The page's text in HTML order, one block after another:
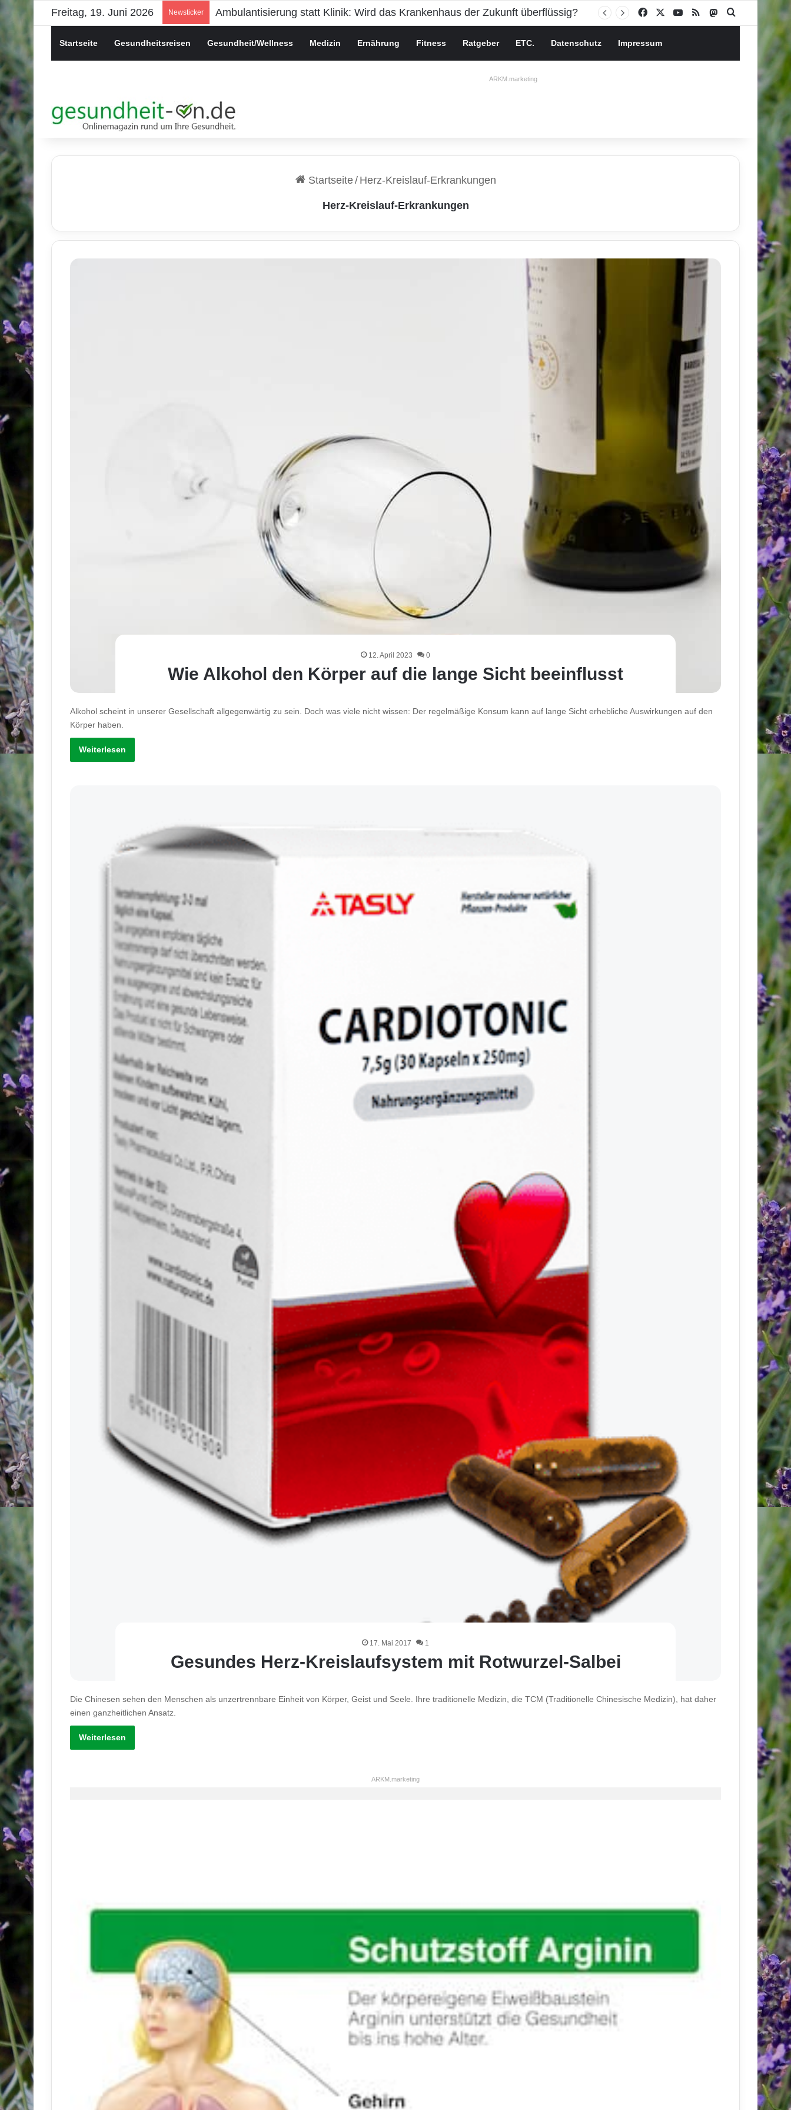
Freitag, 19. Juni 2026 Newsticker Psychische Gesundheit bei Jugendlichen Facebook YouTube
RSS MastodonSuchen nach
Startseite Gesundheitsreisen Gesundheit/Wellness Medizin Ernährung Fitness Ratgeber ETC. Datenschutz Impressum
ARKM.marketing
Startseite/ Herz-Kreislauf-Erkrankungen
Herz-Kreislauf-Erkrankungen
12. April 2023 0
Wie Alkohol den Körper auf die lange Sicht beeinflusst
Alkohol scheint in unserer Gesellschaft allgegenwärtig zu sein. Doch was viele nicht wissen: Der regelmäßige Konsum kann auf lange Sicht erhebliche Auswirkungen auf den
Körper haben.
Weiterlesen
17. Mai 2017 1
Gesundes Herz-Kreislaufsystem mit Rotwurzel-Salbei
Die Chinesen sehen den Menschen als unzertrennbare Einheit von Körper, Geist und Seele. Ihre traditionelle Medizin, die TCM (Traditionelle Chinesische Medizin), hat daher
einen ganzheitlichen Ansatz.
Weiterlesen
ARKM.marketing